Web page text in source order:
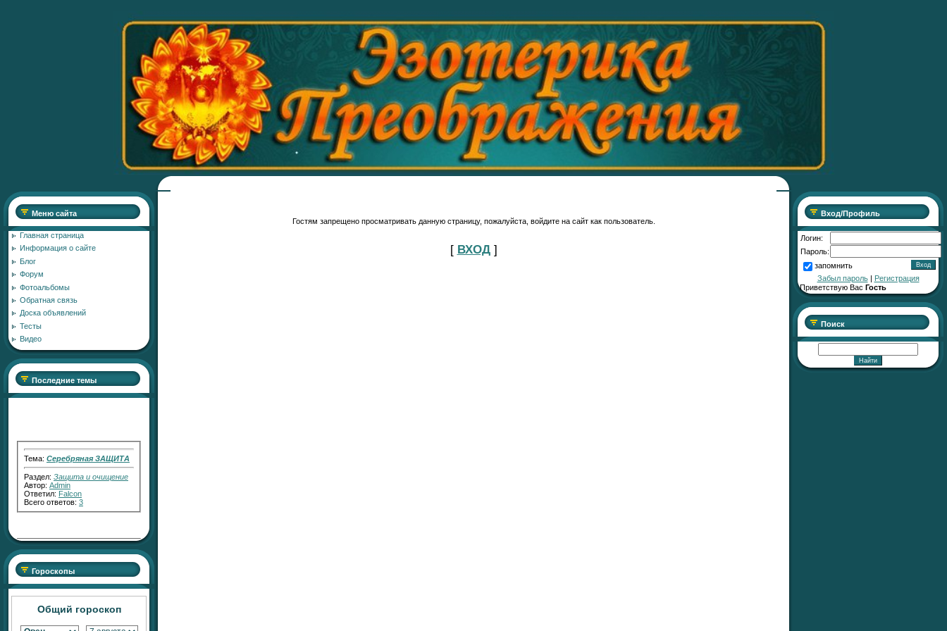
Меню сайта
Главная страница
Информация о сайте
Блог
Форум
Фотоальбомы
Обратная связь
Доска объявлений
Тесты
Видео
Последние темы
Тема:Серебряная ЗАЩИТА
Раздел:Защита и очищение
Автор:Admin
Ответил:Falcon
Всего ответов:3
Тема:"Серебряный Голос"
Раздел:Работа с Кармой
Автор:RaShan
Ответил:Transfiguration
Всего ответов:2
Гороскопы
Общий гороскоп
Гостям запрещено просматривать данную страницу, пожалуйста, войдите на сайт как пользователь.
[ ВХОД]
Вход/Профиль
Логин:
Пароль:
запомнить
Забыл пароль| Регистрация
Приветствую Вас Гость
Поиск